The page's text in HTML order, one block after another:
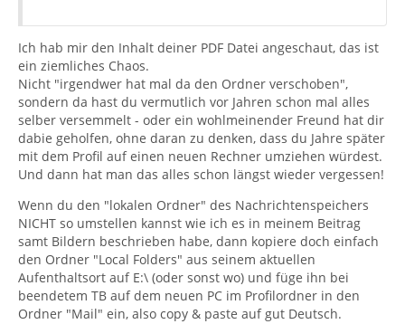
Ich hab mir den Inhalt deiner PDF Datei angeschaut, das ist
ein ziemliches Chaos.
Nicht "irgendwer hat mal da den Ordner verschoben",
sondern da hast du vermutlich vor Jahren schon mal alles
selber versemmelt - oder ein wohlmeinender Freund hat dir
dabie geholfen, ohne daran zu denken, dass du Jahre später
mit dem Profil auf einen neuen Rechner umziehen würdest.
Und dann hat man das alles schon längst wieder vergessen!
Wenn du den "lokalen Ordner" des Nachrichtenspeichers
NICHT so umstellen kannst wie ich es in meinem Beitrag
samt Bildern beschrieben habe, dann kopiere doch einfach
den Ordner "Local Folders" aus seinem aktuellen
Aufenthaltsort auf E:\ (oder sonst wo) und füge ihn bei
beendetem TB auf dem neuen PC im Profilordner in den
Ordner "Mail" ein, also copy & paste auf gut Deutsch.